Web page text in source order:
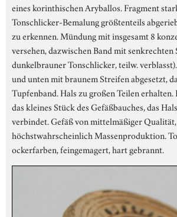
eines korinthischen Aryballos. Fragment
Tonschlicker-Bemalung größtenteils
zu erkennen. Mündung mit insgesamt 8
versehen, dazwischen Band mit senkrechten
dunkelbrauner Tonschlicker, teilw.
und unten mit braunem Streifen abgesetzt,
Tupfenband. Hals zu großen Teilen
das kleines Stück des Gefäßbauches, das
verbindet. Gefäß von mittelmäßiger Qualität,
höchstwahrscheinlich Massenproduktion.
ockerfarben, feingemagert, hart gebrannt.